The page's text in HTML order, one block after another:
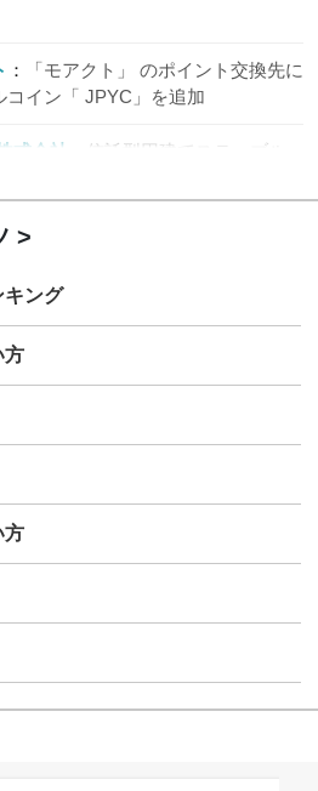
「モアクト」 のポイント交換先に
コイン「 JPYC」を追加
式会社
信託型円建てステーブル
キング
方
方